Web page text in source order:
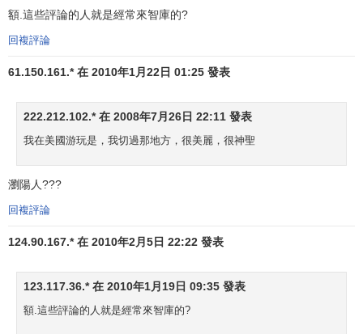
額.這些評論的人就是經常來智庫的?
回複評論
61.150.161.* 在 2010年1月22日 01:25 發表
222.212.102.* 在 2008年7月26日 22:11 發表
我在美國游玩是，我切過那地方，很美麗，很神聖
瀏陽人???
回複評論
124.90.167.* 在 2010年2月5日 22:22 發表
123.117.36.* 在 2010年1月19日 09:35 發表
額.這些評論的人就是經常來智庫的?